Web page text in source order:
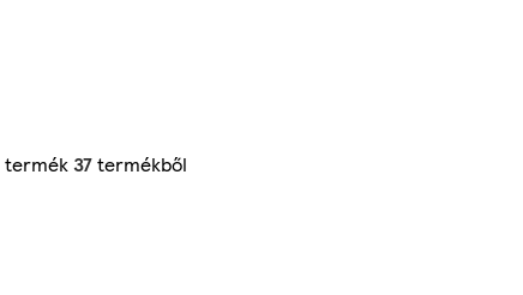
termék37termékből